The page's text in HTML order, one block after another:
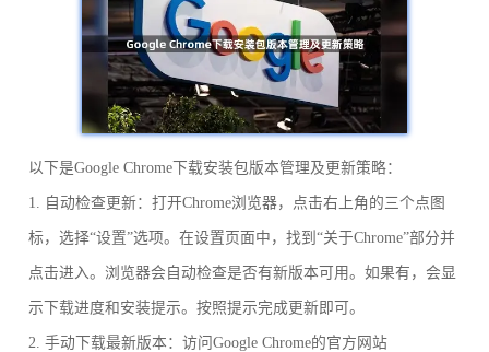
以下是Google Chrome下载安装包版本管理及更新策略：
1. 自动检查更新：打开Chrome浏览器，点击右上角的三个点图
标，选择“设置”选项。在设置页面中，找到“关于Chrome”部分并
点击进入。浏览器会自动检查是否有新版本可用。如果有，会显
示下载进度和安装提示。按照提示完成更新即可。
2. 手动下载最新版本：访问Google Chrome的官方网站